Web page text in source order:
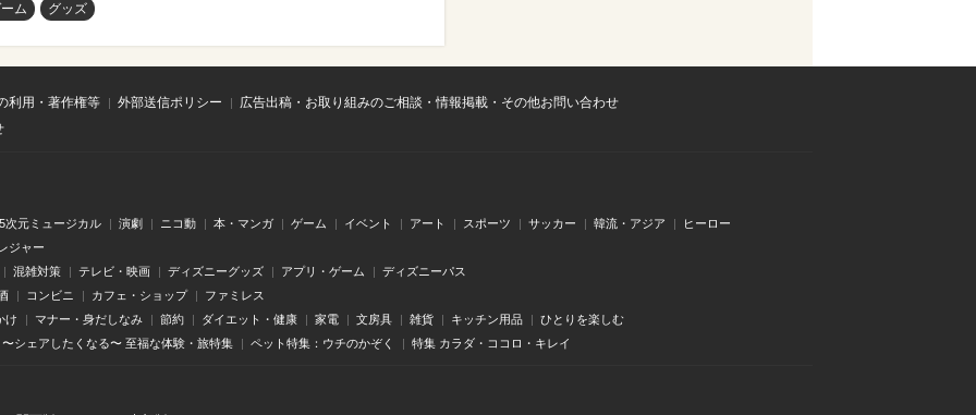
ム グッズ
利用・著作権等 外部送信ポリシー
広告出稿・お取り組みのご相談・情報掲載・その他お問い合わせ
次元ミュージカル 演劇 ニコ動 本・マンガ ゲーム イベント アート スポーツ サッカー 韓流・アジア
ヒーロー
ジャー
混雑対策
テレビ・映画 ディズニーグッズ アプリ・ゲーム
ディズニーパス
コンビニ カフェ・ショップ
ファミレス
け
マナー・身だしなみ 節約 ダイエット・健康 家電 文房具 雑貨 キッチン用品
ひとりを楽しむ
〜シェアしたくなる〜 至福な体験・旅特集
ペット特集：ウチのかぞく 特集 カラダ・ココロ・キレイ